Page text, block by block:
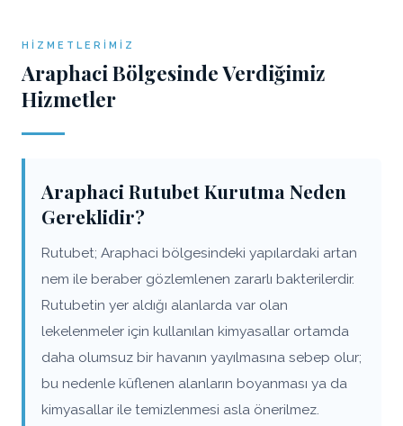
HIZMETLERIMIZ
Araphaci Bölgesinde Verdiğimiz
Hizmetler
Araphaci Rutubet Kurutma Neden
Gereklidir?
Rutubet; Araphaci bölgesindeki yapılardaki artan
nem ile beraber gözlemlenen zararlı bakterilerdir.
Rutubetin yer aldığı alanlarda var olan
lekelenmeler için kullanılan kimyasallar ortamda
daha olumsuz bir havanın yayılmasına sebep olur;
bu nedenle küflenen alanların boyanması ya da
kimyasallar ile temizlenmesi asla önerilmez.